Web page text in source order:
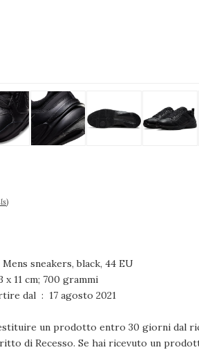
)
sneakers, black, 44 EU
: ‎ 33 x 23 x 11 cm; 700 grammi
Disponibile su Amazon.it a partire dal ‏ : ‎ 17 agosto 2021
un prodotto entro 30 giorni dal
di Recesso. Se hai ricevuto un